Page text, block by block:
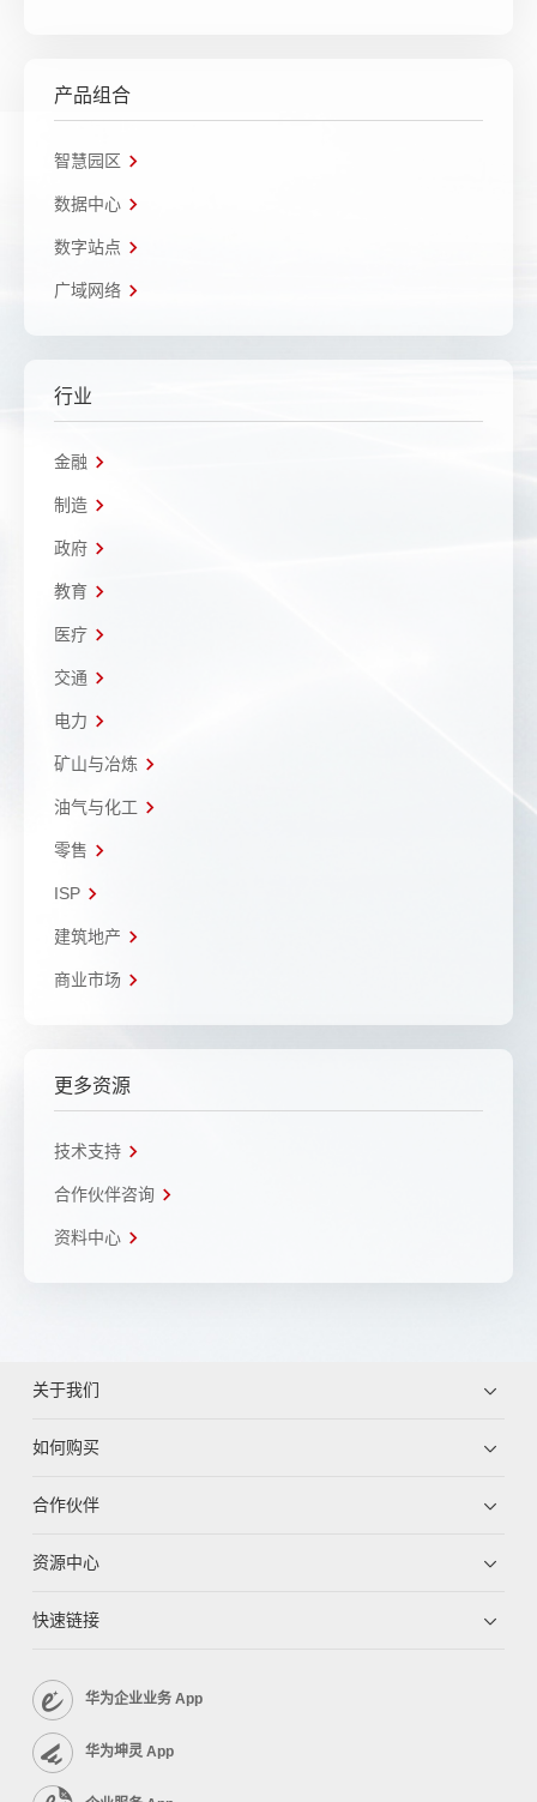
产品组合
智慧园区
数据中心
数字站点
广域网络
行业
金融
制造
政府
教育
医疗
交通
电力
矿山与冶炼
油气与化工
零售
ISP
建筑地产
商业市场
更多资源
技术支持
合作伙伴咨询
资料中心
关于我们
如何购买
合作伙伴
资源中心
快速链接
华为企业业务 App
华为坤灵 App